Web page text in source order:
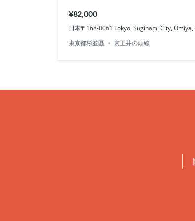
¥82,000
日本〒168-0061 Tokyo, Suginami City,
東京都杉並區
京王井の頭線